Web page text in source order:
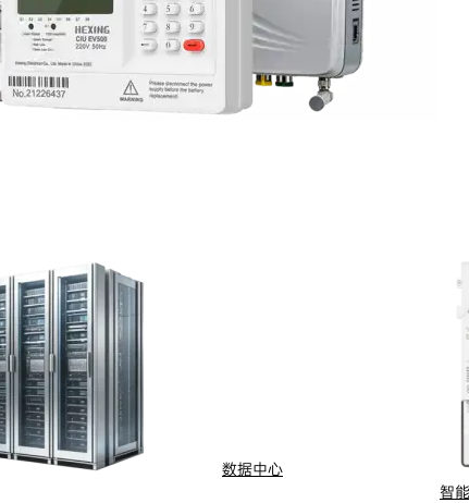
数据中心
智
量
表
船舶电动化